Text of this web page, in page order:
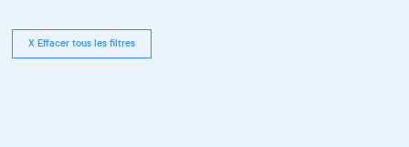
X Effacer tous les filtres